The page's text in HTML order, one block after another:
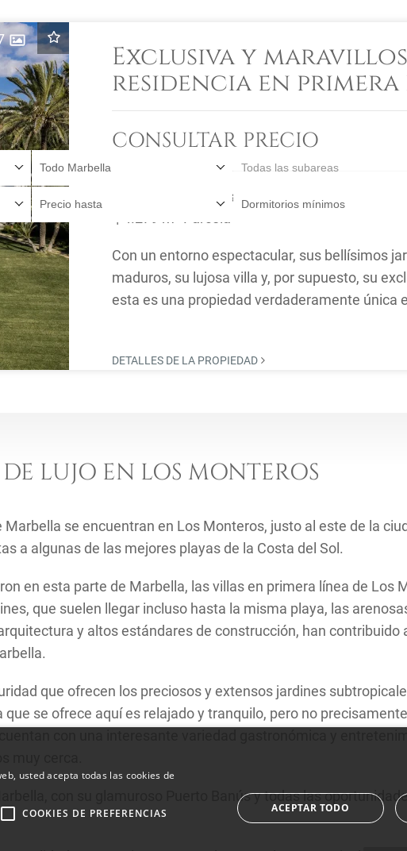
Todo Marbella Todas las subareas
Precio hasta Dormitorios mínimos
Next
Exclusiva y
residencia en primera
playa en Marbella
CONSULTAR PRECIO
6 Baños
866 m² Construido
Con un entorno espectacular, sus bellísimos
maduros, su lujosa villa y, por supuesto, su
esta es una propiedad verdaderamente única
DETALLES DE LA PROPIEDAD
LUJO EN LOS MONTEROS
se encuentran en Los Monteros, justo al este de la
a algunas de las mejores playas de la Costa del Sol.
en esta parte de Marbella, las villas en primera línea de Los
que suelen llegar incluso hasta la misma playa, las
y altos estándares de construcción, han contribuido
que ofrecen los preciosos y extensos jardines
se ofrece aquí es relajado y tranquilo, pero no
muy cerca.
con su glamuroso Puerto Banús y todas las
usted acepta todas las cookies de
COOKIES DE PREFERENCIAS ACEPTAR TODO